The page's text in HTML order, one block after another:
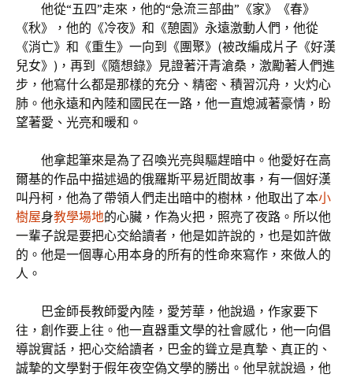
他從“五四”走來，他的“急流三部曲”《家》《春》
《秋》，他的《冷夜》和《憩園》永遠激動人們，他從
《消亡》和《重生》一向到《團聚》(被改編成片子《好漢
兒女》)，再到《隨想錄》見證著汗青滄桑，激勵著人們進
步，他寫什么都是那樣的充分、精密、積習沉舟，火灼心
肺。他永遠和內陸和國民在一路，他一直熄滅著豪情，盼
望著愛、光亮和暖和。
他拿起筆來是為了召喚光亮與驅趕暗中。他愛好在高
爾基的作品中描述過的俄羅斯平易近間故事，有一個好漢
叫丹柯，他為了帶領人們走出暗中的樹林，他取出了本小
樹屋身教學場地的心臟，作為火把，照亮了夜路。所以他
一輩子說是要把心交給讀者，他是如許說的，也是如許做
的。他是一個專心用本身的所有的性命來寫作，來做人的
人。
巴金師長教師愛內陸，愛芳華，他說過，作家要下
往，創作要上往。他一直器重文學的社會感化，他一向倡
導說實話，把心交給讀者，巴金的聳立是真摯、真正的、
誠摯的文學對于假年夜空偽文學的勝出。他早就說過，他